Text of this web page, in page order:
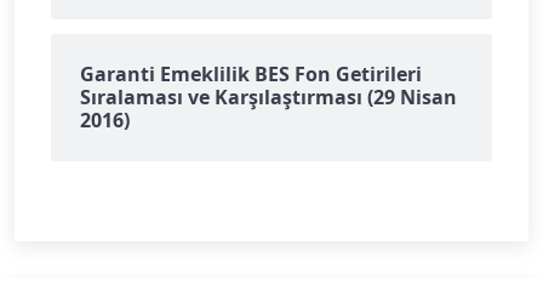
Garanti Emeklilik BES Fon Getirileri
Sıralaması ve Karşılaştırması (29 Nisan
2016)